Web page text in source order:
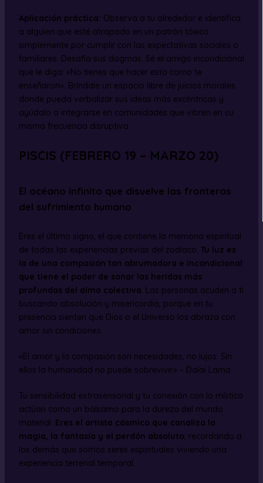
Aplicación práctica: Observa a tu alrededor e identifica
a alguien que esté atrapado en un patrón tóxico
simplemente por cumplir con las expectativas sociales o
familiares. Desafía sus dogmas. Sé el amigo incondicional
que le diga: «No tienes que hacer esto como te
enseñaron». Bríndale un espacio libre de juicios morales
donde pueda verbalizar sus ideas más excéntricas y
ayúdalo a integrarse en comunidades que vibren en su
misma frecuencia disruptiva.
PISCIS (FEBRERO 19 – MARZO 20)
El océano infinito que disuelve las fronteras
del sufrimiento humano
Eres el último signo, el que contiene la memoria espiritual
de todas las experiencias previas del zodiaco. Tu luz es
la de una compasión tan abrumadora e incondicional
que tiene el poder de sanar las heridas más
profundas del alma colectiva. Las personas acuden a ti
buscando absolución y misericordia, porque en tu
presencia sienten que Dios o el Universo los abraza con
amor sin condiciones.
«El amor y la compasión son necesidades, no lujos. Sin
ellos la humanidad no puede sobrevivir.» – Dalai Lama
Tu sensibilidad extrasensorial y tu conexión con lo místico
actúan como un bálsamo para la dureza del mundo
material. Eres el artista cósmico que canaliza la
magia, la fantasía y el perdón absoluto, recordando a
los demás que somos seres espirituales viviendo una
experiencia terrenal temporal.